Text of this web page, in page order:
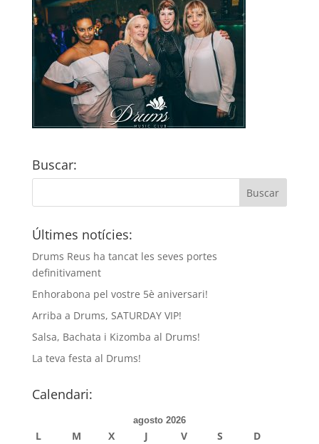
Buscar:
Últimes notícies:
Drums Reus ha tancat les seves portes
definitivament
Enhorabona pel vostre 5è aniversari!
Arriba a Drums, SATURDAY VIP!
Salsa, Bachata i Kizomba al Drums!
La teva festa al Drums!
Calendari:
agosto 2026
L M X J V S
D